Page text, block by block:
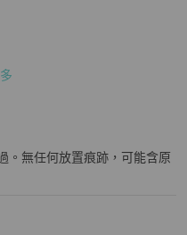
很努力拍出樣貌，均以實品為
物！
。無任何放置痕跡，可能含原